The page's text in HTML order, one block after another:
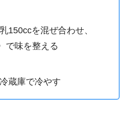
を混ぜ合わせ、
で味を整える
蔵庫で冷やす